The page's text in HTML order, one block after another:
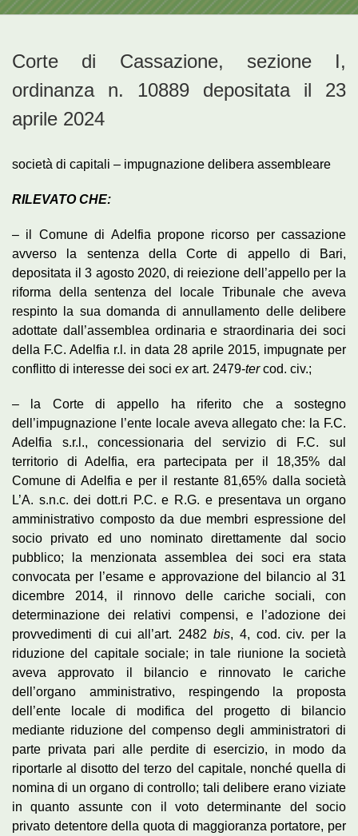
Corte di Cassazione, sezione I,
ordinanza n. 10889 depositata il 23
aprile 2024
società di capitali – impugnazione delibera assembleare
RILEVATO CHE:
– il Comune di Adelfia propone ricorso per cassazione
avverso la sentenza della Corte di appello di Bari,
depositata il 3 agosto 2020, di reiezione dell’appello per la
riforma della sentenza del locale Tribunale che aveva
respinto la sua domanda di annullamento delle delibere
adottate dall’assemblea ordinaria e straordinaria dei soci
della F.C. Adelfia r.l. in data 28 aprile 2015, impugnate per
conflitto di interesse dei soci exart. 2479-tercod. civ.;
– la Corte di appello ha riferito che a sostegno
dell’impugnazione l’ente locale aveva allegato che: la F.C.
Adelfia s.r.l., concessionaria del servizio di F.C. sul
territorio di Adelfia, era partecipata per il 18,35% dal
Comune di Adelfia e per il restante 81,65% dalla società
L’A. s.n.c. dei dott.ri P.C. e R.G. e presentava un organo
amministrativo composto da due membri espressione del
socio privato ed uno nominato direttamente dal socio
pubblico; la menzionata assemblea dei soci era stata
convocata per l’esame e approvazione del bilancio al 31
dicembre 2014, il rinnovo delle cariche sociali, con
determinazione dei relativi compensi, e l’adozione dei
provvedimenti di cui all’art. 2482 bis, 4, cod. civ. per la
riduzione del capitale sociale; in tale riunione la società
aveva approvato il bilancio e rinnovato le cariche
dell’organo amministrativo, respingendo la proposta
dell’ente locale di modifica del progetto di bilancio
mediante riduzione del compenso degli amministratori di
parte privata pari alle perdite di esercizio, in modo da
riportarle al disotto del terzo del capitale, nonché quella di
nomina di un organo di controllo; tali delibere erano viziate
in quanto assunte con il voto determinante del socio
privato detentore della quota di maggioranza portatore, per